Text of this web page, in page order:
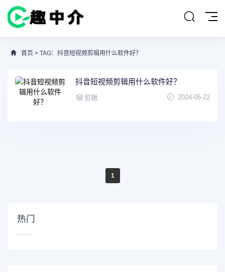
首页 > TAG：抖音短视频剪辑用什么软件好？
抖音短视频剪辑用什么软件好？
剪辑 2024-05-22
1
热门